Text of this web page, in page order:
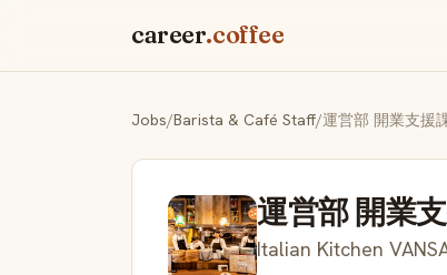
career.coffee
Jobs/Barista & Café Staff/運営部 開業支援
運営部 開業
Italian Kitchen